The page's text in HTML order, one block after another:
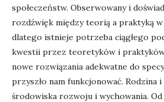
społeczeństw. Obserwowany i
rozdźwięk między teorią a praktyką w
dlatego istnieje potrzeba ciągłego
kwestii przez teoretyków i
nowe rozwiązania adekwatne do
przyszło nam funkcjonować. Rodzina i
środowiska rozwoju i wychowania.